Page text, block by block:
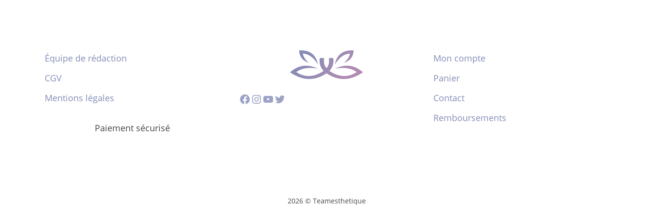
Équipe de rédaction
CGV
Mentions légales
Paiement sécurisé
Facebook
Instagram
YouTube
Twitter
Mon compte
Panier
Contact
Remboursements
2026 © Teamesthetique